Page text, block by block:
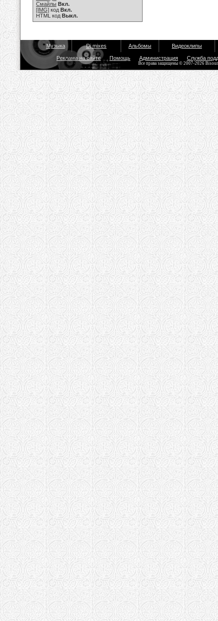
Смайлы Вкл.
[IMG] код Вкл.
HTML код Выкл.
Музыка Dj mixes Альбомы Видеоклипы
Реклама на сайте Помощь Администрация Служба
Все права защищены © 2007-2026